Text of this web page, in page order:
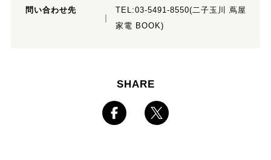
問い合わせ先
TEL:03-5491-8550(二子玉川 蔦屋
家電 BOOK)
SHARE